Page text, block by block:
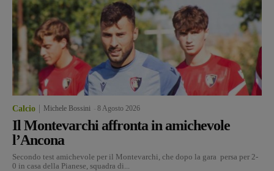
Calcio Michele Bossini 8 Agosto 2026
Il Montevarchi affronta in amichevole
l’Ancona
Secondo test amichevole per il Montevarchi, che dopo la gara persa per 2-
0 in casa della Pianese, squadra di...